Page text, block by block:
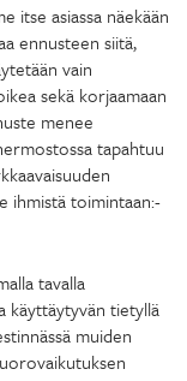
itse asiassa näekään
ennusteen siitä,
vain
sekä korjaamaan
menee
tapahtuu
ihmistä toimintaan:­­­
tavalla
käyttäytyvän tietyllä
muiden